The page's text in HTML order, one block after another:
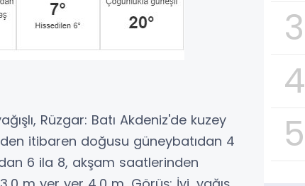
Rüzgar: Batı Akdeniz'de kuzey
itibaren doğusu güneybatıdan 4
6 ila 8, akşam saatlerinden
3
4
5